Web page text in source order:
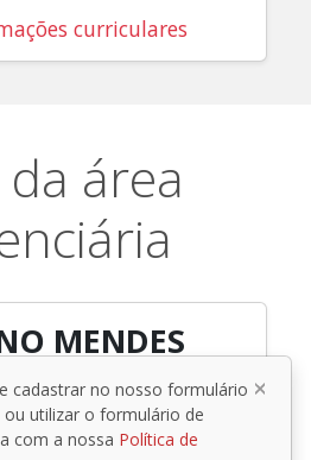
curriculares
área
MENDES
cadastrar no nosso formulário
utilizar o formulário de
com a nossa Política de